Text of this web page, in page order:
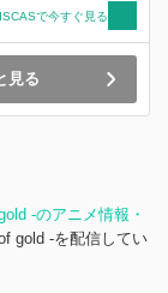
で今すぐ見る
見る
-のアニメ情報・
gold -を配信してい